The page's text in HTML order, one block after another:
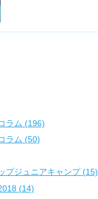
ラム (196)
ラム (50)
プジュニアキャンプ (15)
(14)